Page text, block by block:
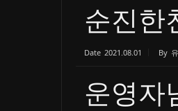
순진한
Date 2021.08.01 By
운영자